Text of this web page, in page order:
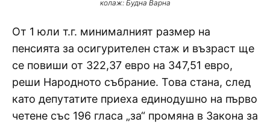
колаж: Будна Варна
От 1 юли т.г. минималният размер на
пенсията за осигурителен стаж и възраст ще
се повиши от 322,37 евро на 347,51 евро,
реши Народното събрание. Това стана, след
като депутатите приеха единодушно на първо
четене със 196 гласа „за“ промяна в Закона за